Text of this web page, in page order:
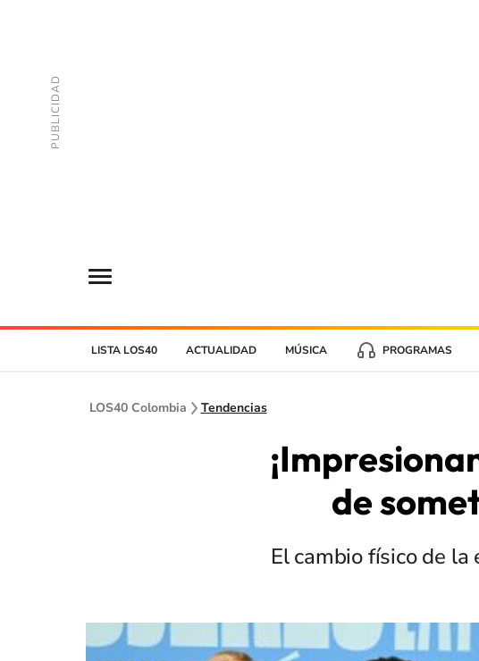
LISTA LOS40 ACTUALIDAD MÚSICA PROGRAMAS
LOS40 Colombia Tendencias
de
El cambio físico de